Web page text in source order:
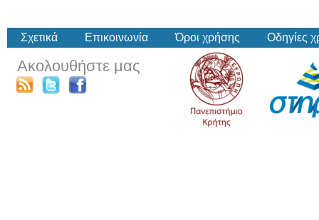
Σχετικά Επικοινωνία Όροι χρήσης Οδηγίες
Ακολουθήστε μας